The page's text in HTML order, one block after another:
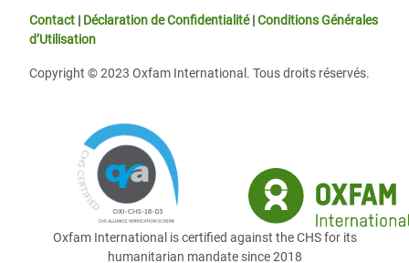
Contact | Déclaration de Confidentialité|Conditions Générales
d’Utilisation
Copyright © 2023 Oxfam International. Tous droits réservés.
Oxfam International is certified against the CHS for its
humanitarian mandate since 2018